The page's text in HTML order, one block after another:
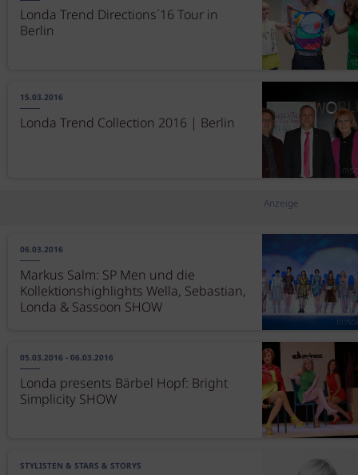
Londa Trend Directions´16 Tour in
Berlin
15.03.2016
Londa Trend Collection 2016 | Berlin
Anzeige
06.03.2016
Markus Salm: SP Men und die
Kollektionshighlights Wella, Sebastian,
Londa & Sassoon SHOW
05.03.2016 - 06.03.2016
Londa presents Bärbel Hopf: Bright
Simplicity SHOW
STYLISTEN & STARS & STORYS